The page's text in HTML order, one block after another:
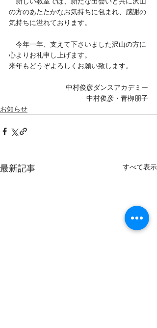
の方のあたたかなお気持ちに包まれ、感謝の
気持ちに溢れております。
今年一年、支えて下さいました沢山の方に
心よりお礼申し上げます。
来年もどうぞよろしくお願い致します。
中村俊彦ダンスアカデミー
中村俊彦・青栁朋子
お知らせ
最新記事 すべて表示